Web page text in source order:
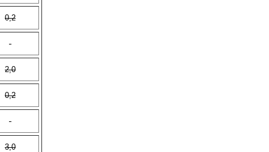
0,2
2,0
0,2
3,0